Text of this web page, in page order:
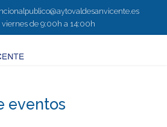
viernes de 9:00h a 14:00h
eventos